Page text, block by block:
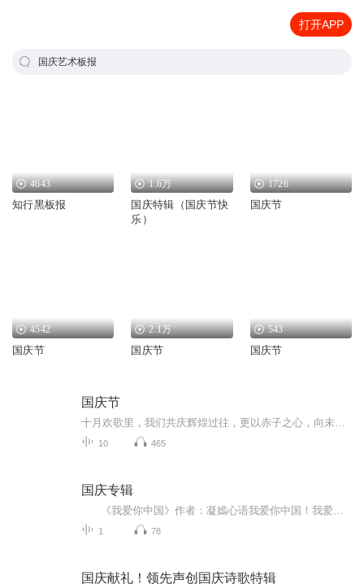
打开APP
国庆艺术板报
4643
知行黑板报
1.6万
国庆特辑（国庆节快
乐）
1726
国庆节
4542
国庆节
2.1万
国庆节
543
国庆节
国庆节
10 465
国庆专辑
1 78
国庆献礼！领先声创国庆诗歌特辑